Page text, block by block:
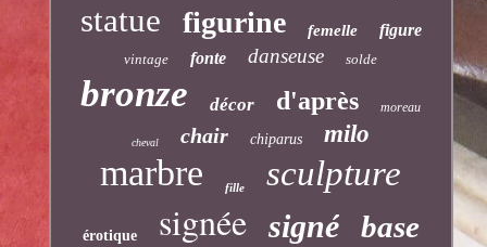
statue figurine femelle figure
vintage fonte danseuse solde
bronze décor d'après moreau
cheval chair chiparus milo
marbre fille sculpture
érotique signée signé base